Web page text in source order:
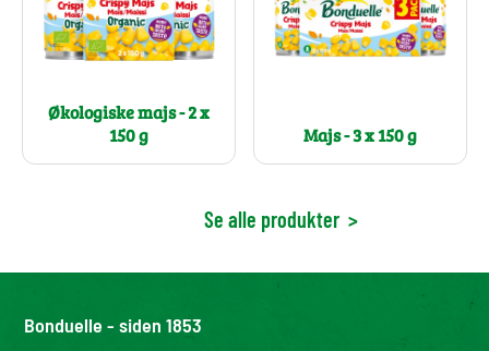
Økologiske majs - 2 x
150 g
Majs - 3 x 150 g
Se alle produkter >
Bonduelle - siden 1853